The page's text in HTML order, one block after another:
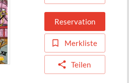
Reservation
Merkliste
Teilen